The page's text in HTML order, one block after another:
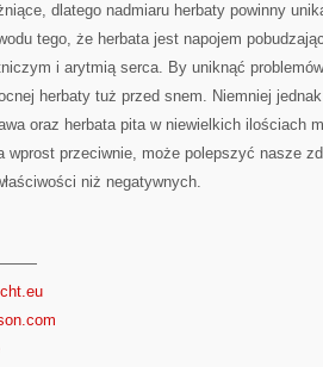
dlatego nadmiaru herbaty powinny
tego, że herbata jest napojem
i arytmią serca. By uniknąć
herbaty tuż przed snem. Niemniej
oraz herbata pita w niewielkich ilościach
wprost przeciwnie, może polepszyć nasze
niż negatywnych.